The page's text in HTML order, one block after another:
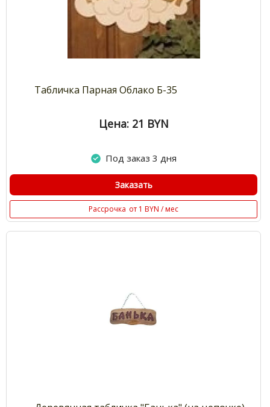
Табличка Парная Облако Б-35
Цена: 21 BYN
Под заказ 3 дня
Заказать
Рассрочка от 1 BYN / мес